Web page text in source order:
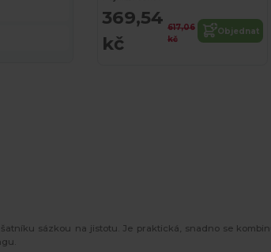
369,54
kč
617,06
kč
Objednat
sázkou na jistotu. Je praktická, snadno se